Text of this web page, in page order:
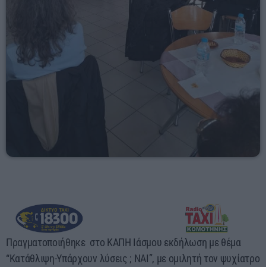
Πραγματοποιήθηκε στο ΚΑΠΗ Ιάσμου εκδήλωση με θέμα
“Κατάθλιψη-Υπάρχουν λύσεις ; ΝΑΙ”, με ομιλητή τον ψυχίατρο